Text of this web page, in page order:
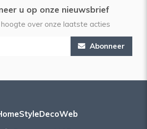
u op onze nieuwsbrief
over onze laatste acties
Abonneer